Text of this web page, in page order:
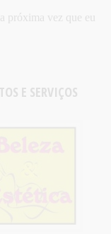
próxima vez que eu
E SERVIÇOS